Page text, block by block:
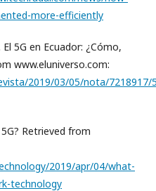
more-efficiently
5G en Ecuador: ¿Cómo,
www.eluniverso.com:
2019/03/05/nota/7218917/
Retrieved from
2019/apr/04/what-
technology